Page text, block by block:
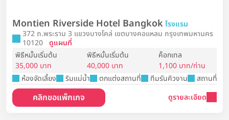
Montien Riverside Hotel Bangkokโรงแรม
372 ถ.พระราม 3 แขวงบางโคล่ เขตบางคอแหลม กรุงเทพมหานคร
10120 ดูแผนที่
พิธีหมั้นเริ่มต้น
35,000 บาท
พิธีหมั้นเริ่มต้น
40,000 บาท
ค็อกเทล
1,100 บาท/ท่าน
ห้องจัดเลี้ยง
ริมแม่น้ำ ตกแต่งสถานที่ ทีมรันคิวงาน สถานที่ถ่า
คลิกขอแพ็กเกจ ดูรายละเอียด